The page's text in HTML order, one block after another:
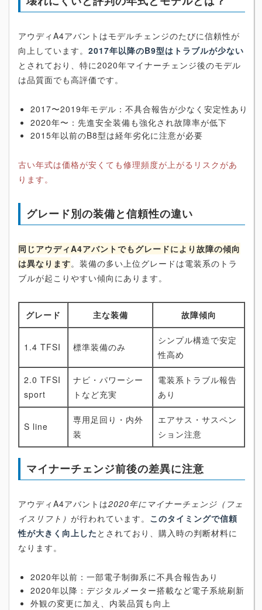
アウディA4アバントはモデルチェンジのたびに信頼性が
向上しています。 2017年以降のB9型はトラブルが少ない
とされており、特に2020年マイナーチェンジ後のモデル
は品質面でも高評価です。
2017〜2019年モデル：不具合報告が少なく安定性あり
2020年〜：先進安全装備も強化され故障率が低下
2015年以前のB8型は経年劣化に注意が必要
古い年式は価格が安くても修理頻度が上がるリスクがあ
ります。
グレード別の装備と信頼性の違い
同じアウディA4アバントでもグレードにより故障の傾向
は異なります。装備の多い上位グレードは電装系のトラ
ブルが起こりやすい傾向にあります。
グレード 主な装備 故障傾向
1.4 TFSI 標準装備のみ
シンプル構造で安定
性高め
2.0 TFSI
sport
ナビ・パワーシー
トなど充実
電装系トラブル報告
あり
S line
専用足回り・内外
装
エアサス・サスペン
ション注意
マイナーチェンジ前後の差異に注意
アウディA4アバントは2020年にマイナーチェンジ（フェ
イスリフト） が行われています。 このタイミングで信頼
性が大きく向上した とされており、購入時の判断材料に
なります。
2020年以前：一部電子制御系に不具合報告あり
2020年以降：デジタルメーター搭載など電子系統刷新
外観の変更に加え、内装品質も向上